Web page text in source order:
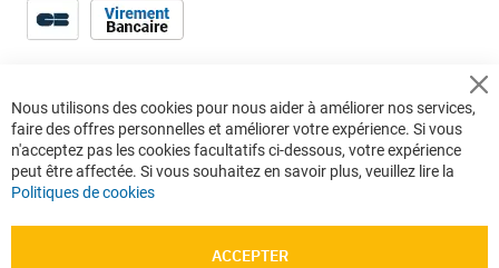
Nous utilisons des cookies pour nous aider à améliorer nos services,
faire des offres personnelles et améliorer votre expérience. Si vous
n'acceptez pas les cookies facultatifs ci-dessous, votre expérience
peut être affectée. Si vous souhaitez en savoir plus, veuillez lire la
Politiques de cookies
ACCEPTER